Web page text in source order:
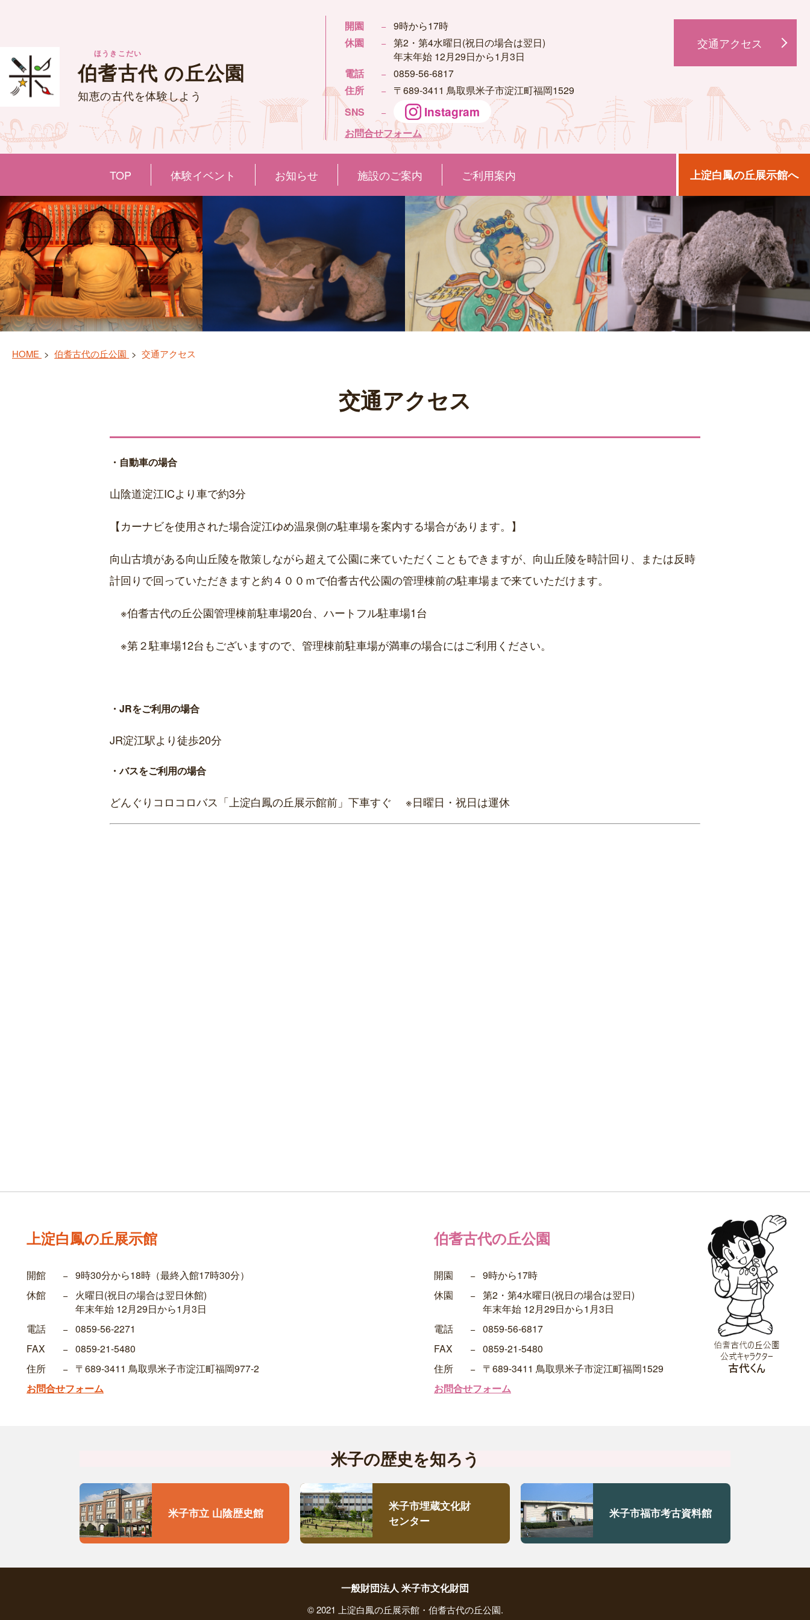
伯耆古代
ほうきこだい
の丘公園
知恵の古代を体験しよう
開園 − 9時から17時
休園 − 第2・第4水曜日(祝日の場合は翌日)
年末年始 12月29日から1月3日
電話 − 0859-56-6817
住所 − 〒689-3411 鳥取県米子市淀江町福岡1529
SNS − Instagram
お問合せフォーム
交通アクセス
TOP 体験イベント お知らせ 施設のご案内 ご利用案内 上淀白鳳の丘展示館へ
HOME 伯耆古代の丘公園 交通アクセス
交通アクセス
・自動車の場合
山陰道淀江ICより車で約3分
【カーナビを使用された場合淀江ゆめ温泉側の駐車場を案内する場合があります。】
向山古墳がある向山丘陵を散策しながら超えて公園に来ていただくこともできますが、向山丘陵を時計回り、または反時
計回りで回っていただきますと約４００ｍで伯耆古代公園の管理棟前の駐車場まで来ていただけます。
※伯耆古代の丘公園管理棟前駐車場20台、ハートフル駐車場1台
※第２駐車場12台もございますので、管理棟前駐車場が満車の場合にはご利用ください。
・JRをご利用の場合
JR淀江駅より徒歩20分
・バスをご利用の場合
どんぐりコロコロバス「上淀白鳳の丘展示館前」下車すぐ ※日曜日・祝日は運休
上淀白鳳の丘展示館
開館 − 9時30分から18時（最終入館17時30分）
休館
− 火曜日(祝日の場合は翌日休館)
年末年始 12月29日から1月3日
電話
− 0859-56-2271
FAX
− 0859-21-5480
住所
− 〒689-3411 鳥取県米子市淀江町福岡977-2
お問合せフォーム
伯耆古代の丘公園
開園 − 9時から17時
休園
− 第2・第4水曜日(祝日の場合は翌日)
年末年始 12月29日から1月3日
電話
− 0859-56-6817
FAX
− 0859-21-5480
住所
− 〒689-3411 鳥取県米子市淀江町福岡1529
お問合せフォーム
米子の歴史を知ろう
米子市立 山陰歴史館
米子市埋蔵文化財
センター
米子市福市考古資料館
一般財団法人 米子市文化財団
©︎ 2021 上淀白鳳の丘展示館・伯耆古代の丘公園.